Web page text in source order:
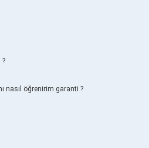
?
nasıl öğrenirim garanti ?